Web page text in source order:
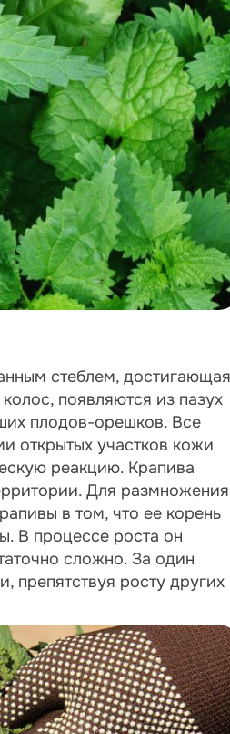
стеблем, достигающая
появляются из пазух
плодов-орешков. Все
открытых участков кожи
реакцию. Крапива
Для размножения
в том, что ее корень
В процессе роста он
сложно. За один
препятствуя росту других